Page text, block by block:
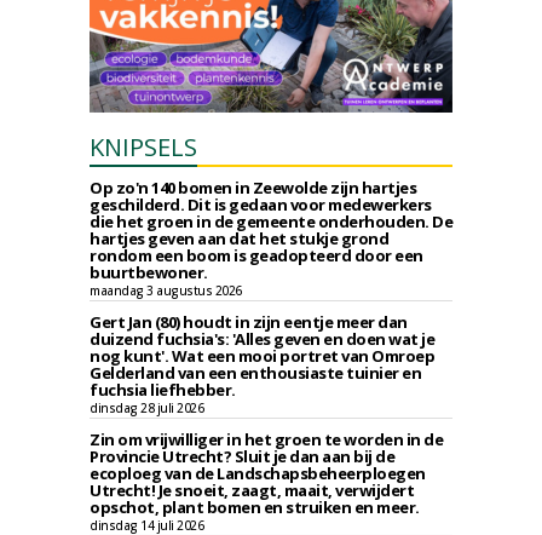
KNIPSELS
Op zo'n 140 bomen in Zeewolde zijn hartjes
geschilderd. Dit is gedaan voor medewerkers
die het groen in de gemeente onderhouden. De
hartjes geven aan dat het stukje grond
rondom een boom is geadopteerd door een
buurtbewoner.
maandag 3 augustus 2026
Gert Jan (80) houdt in zijn eentje meer dan
duizend fuchsia's: 'Alles geven en doen wat je
nog kunt'. Wat een mooi portret van Omroep
Gelderland van een enthousiaste tuinier en
fuchsia liefhebber.
dinsdag 28 juli 2026
Zin om vrijwilliger in het groen te worden in de
Provincie Utrecht? Sluit je dan aan bij de
ecoploeg van de Landschapsbeheerploegen
Utrecht! Je snoeit, zaagt, maait, verwijdert
opschot, plant bomen en struiken en meer.
dinsdag 14 juli 2026